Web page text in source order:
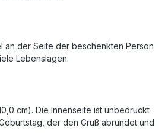
an der Seite der beschenkten Person
Lebenslagen.
cm). Die Innenseite ist unbedruckt
der den Gruß abrundet und